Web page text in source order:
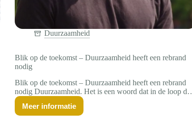
Duurzaamheid
Blik op de toekomst – Duurzaamheid heeft een rebrand
nodig
Blik op de toekomst – Duurzaamheid heeft een rebrand
nodig Duurzaamheid. Het is een woord dat in de loop der
jaren beladen is geraakt. Waar het ooit stond voor
innovatie, vooruitgang en verantwoordelijkheid, roept het
nu steeds vaker associaties op…
Meer informatie
Blik
op